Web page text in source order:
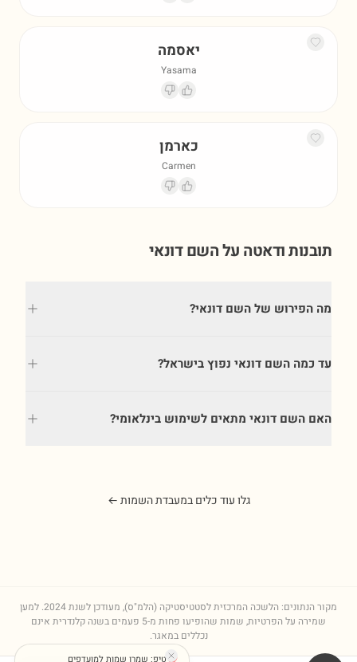
יאסמה
Yasama
כארמן
Carmen
תובנות ודאטה על השםדונאי
מה הפירוש של השם דונאי?
עד כמה השם דונאי נפוץ בישראל?
האם השם דונאי מתאים לשימוש בינלאומי?
גלו עוד כלים במעבדת השמות ←
מקור הנתונים: הלשכה המרכזית לסטטיסטיקה (הלמ"ס), מעודכן לשנת2024. למען
שמירה על הפרטיות, שמות שהופיעו פחות מ-5 פעמים בשנה קלנדרית אינם
נכללים במאגר.
טיפ: שמרו שמות למועדפים